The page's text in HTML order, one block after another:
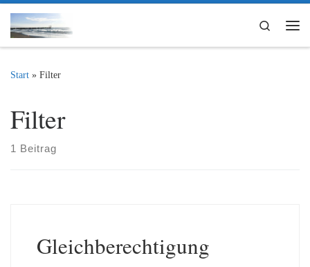
Zum Inhalt springen
Search
Start » Filter
Filter
1 Beitrag
Gleichberechtigung